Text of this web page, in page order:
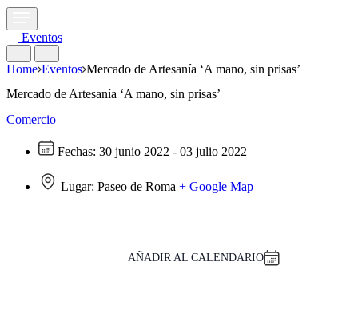
Eventos
Home Eventos Mercado de Artesanía ‘A mano, sin prisas’
Mercado de Artesanía ‘A mano, sin prisas’
Comercio
Fechas: 30 junio 2022 - 03 julio 2022
Lugar: Paseo de Roma + Google Map
AÑADIR AL CALENDARIO